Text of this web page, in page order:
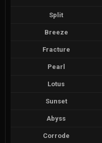
Split
Breeze
Fracture
Pearl
Lotus
Sunset
Abyss
Corrode